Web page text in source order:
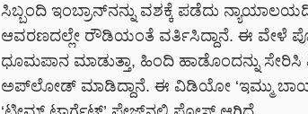
ಸಿಬ್ಬಂದಿ ಇಂಬ್ರಾನ್‌ನನ್ನು ವಶಕ್ಕೆ ಪಡೆದು
ಆವರಣದಲ್ಲೇ ರೌಡಿಯಂತೆ ವರ್ತಿಸಿದ್ದಾನೆ. ಈ ವೇಳೆ
ಧೂಮಪಾನ ಮಾಡುತ್ತಾ, ಹಿಂದಿ ಹಾಡೊಂದನ್ನು
ಅಪ್‌ಲೋಡ್ ಮಾಡಿದ್ದಾನೆ. ಈ ವಿಡಿಯೋ ‘ಇಮ್ಮು